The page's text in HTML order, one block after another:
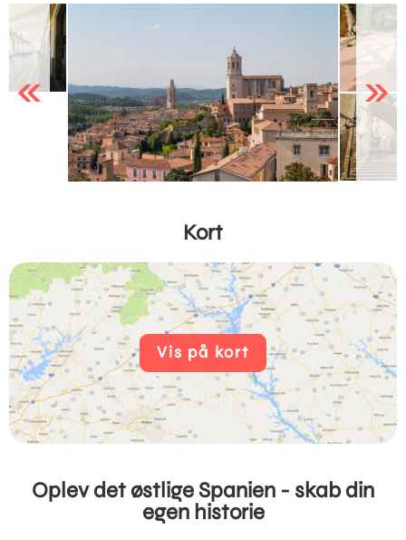
Previous Next
Kort
Vis på kort
Oplev det østlige Spanien - skab din
egen historie